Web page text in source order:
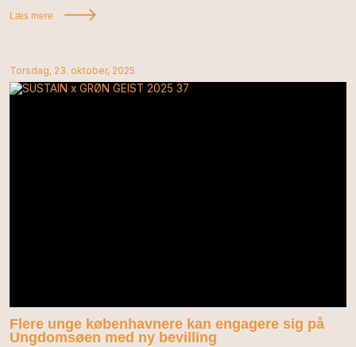
Læs mere
Torsdag, 23. oktober, 2025
Flere unge københavnere kan engagere sig på
Ungdomsøen med ny bevilling